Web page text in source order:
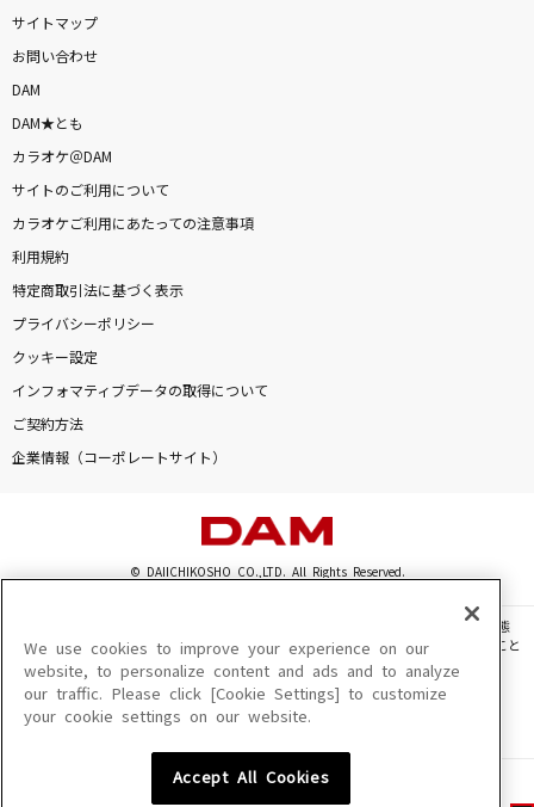
サイトマップ
お問い合わせ
DAM
DAM★とも
カラオケ＠DAM
サイトのご利用について
カラオケご利用にあたっての注意事項
利用規約
特定商取引法に基づく表示
プライバシーポリシー
クッキー設定
インフォマティブデータの取得について
ご契約方法
企業情報（コーポレートサイト）
© DAIICHIKOSHO CO.,LTD. All Rights Reserved.
このサイトに掲載されている一切の文章・画像・写真・動画・音声等を、手段や形態
を問わず、著作権法の定める範囲を超えて無断で複製、転載、ファイル化などすること
を禁じます。
楽曲及びコンテンツは、機種によりご利用いただけない場合があります。
楽曲及びコンテンツの配信日、配信内容が変更になる場合があります。
We use cookies to improve your experience on our
website, to personalize content and ads and to analyze
our traffic. Please click [Cookie Settings] to customize
your cookie settings on our website.
Accept All Cookies